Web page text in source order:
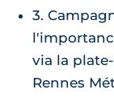
3.
via la
Rennes